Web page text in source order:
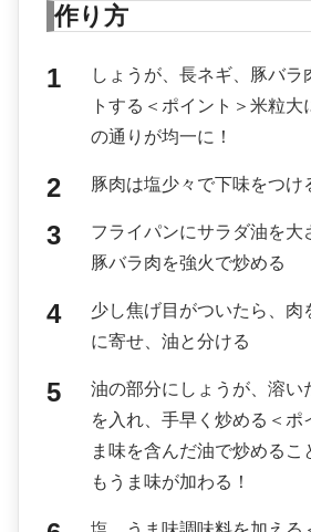
作り方
しょうが、長ネギ、豚バラ
トする＜ポイント＞米粒大
の通りが均一に！
豚肉は塩少々で下味をつけ
フライパンにサラダ油を大
豚バラ肉を強火で炒める
少し焦げ目がついたら、肉
に寄せ、油と分ける
油の部分にしょうが、溶い
を入れ、手早く炒める＜ポ
ま味を含んだ油で炒めるこ
もうま味が加わる！